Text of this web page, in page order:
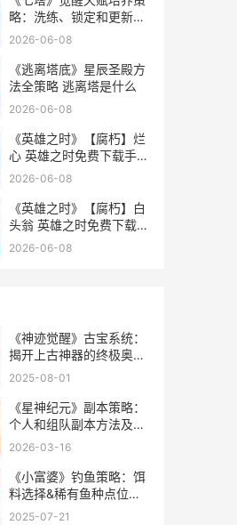
略：洗练、锁定和更新说
明 七塔之上 小说
2026-06-08
《逃离塔底》星辰圣殿方
法全策略 逃离塔是什么
2026-06-08
《英雄之时》【腐朽】烂
心 英雄之时免费下载手机
版
2026-06-08
《英雄之时》【腐朽】白
头翁 英雄之时免费下载手
机版
2026-06-08
《神迹觉醒》古宝系统：
揭开上古神器的终极奥秘
奇迹觉醒里的神龛怎么来
2025-08-01
《星神纪元》副本策略：
个人和组队副本方法及奖
励详细解答 星神记小说
2026-03-16
《小富婆》钓鱼策略：饵
料选择&稀有鱼种点位整
理 《小富婆》钓鱼免费阅
2025-07-21